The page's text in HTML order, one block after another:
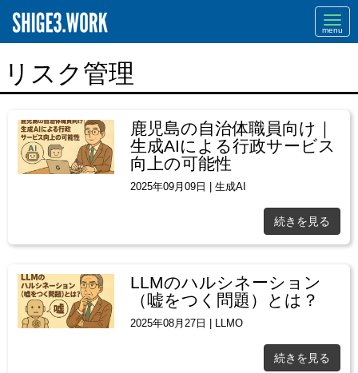
リスク管理
鹿児島の自治体職員向け｜
生成AIによる行政サービス
向上の可能性
2025年09月09日 |生成AI
続きを見る
LLMのハルシネーション
（嘘をつく問題）とは？
2025年08月27日 LLMO
続きを見る